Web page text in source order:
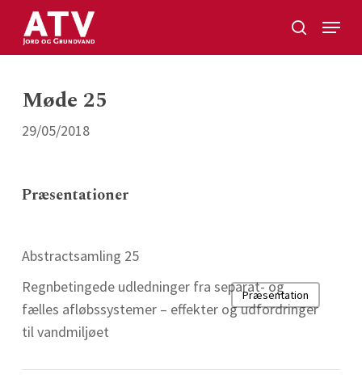
main
search
Menu
Møde 25
29/05/2018
Præsentationer
Abstractsamling 25
Regnbetingede udledninger fra separat- og
fælles afløbssystemer – effekter og udfordringer
til vandmiljøet
Præsentation
Close